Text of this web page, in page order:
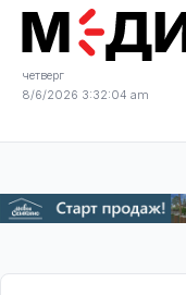
четверг
8/6/2026 3:32:05 am